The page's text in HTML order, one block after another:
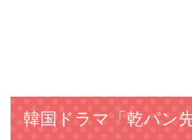
韓国ドラマ「乾パン